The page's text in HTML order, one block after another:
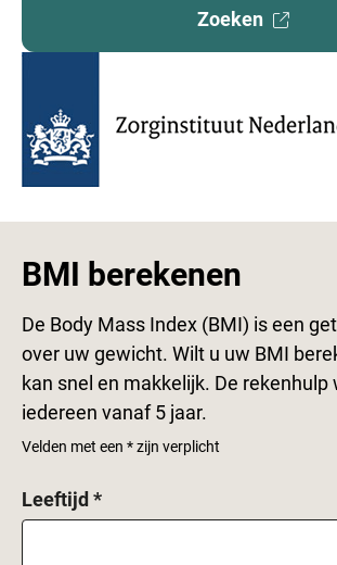
Zoeken
BMI berekenen
De Body Mass Index (BMI) is een
over uw gewicht. Wilt u uw BMI
kan snel en makkelijk. De rekenhulp
iedereen vanaf 5 jaar.
Velden met een * zijn verplicht
Leeftijd*